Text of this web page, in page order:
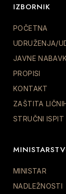
IZBORNIK
POČETNA
UDRUŽENJA/
JAVNE
PROPISI
KONTAKT
ZAŠTITA
STRUČNI ISPIT
MINISTAR
NADLEŽNOSTI